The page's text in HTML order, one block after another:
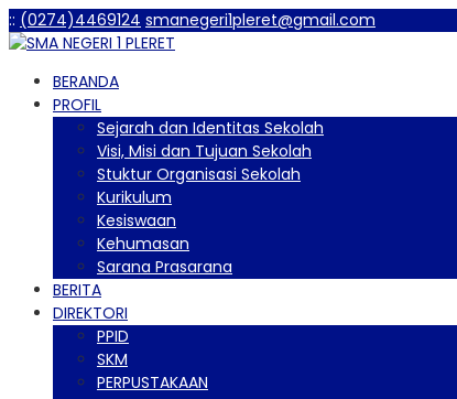
:: (0274)4469124 smanegeri1pleret@gmail.com
BERANDA
PROFIL
Sejarah dan Identitas Sekolah
Visi, Misi dan Tujuan Sekolah
Stuktur Organisasi Sekolah
Kurikulum
Kesiswaan
Kehumasan
Sarana Prasarana
BERITA
DIREKTORI
PPID
SKM
PERPUSTAKAAN